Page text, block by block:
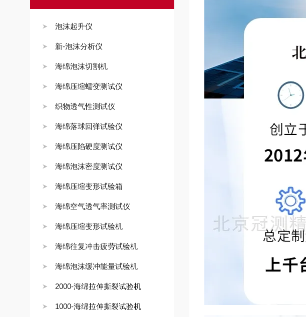
泡沫起升仪
新-泡沫分析仪
海绵泡沫切割机
海绵压缩蠕变测试仪
织物透气性测试仪
海绵落球回弹试验仪
海绵压陷硬度测试仪
海绵泡沫密度测试仪
海绵压缩变形试验箱
海绵空气透气率测试仪
海绵压缩变形试验机
海绵往复冲击疲劳试验机
海绵泡沫缓冲能量试验机
2000-海绵拉伸撕裂试验机
1000-海绵拉伸撕裂试验机